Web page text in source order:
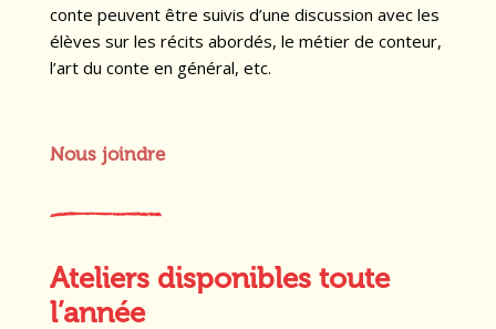
conte peuvent être suivis d’une discussion avec les
élèves sur les récits abordés, le métier de conteur,
l’art du conte en général, etc.
Nous joindre
Ateliers disponibles toute
l’année